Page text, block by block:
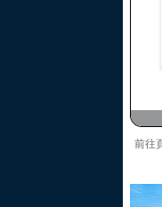
前往